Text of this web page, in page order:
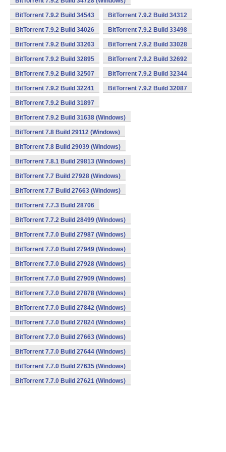
BitTorrent 7.9.2 Build 34543 BitTorrent 7.9.2 Build 34312
BitTorrent 7.9.2 Build 34026 BitTorrent 7.9.2 Build 33498
BitTorrent 7.9.2 Build 33263 BitTorrent 7.9.2 Build 33028
BitTorrent 7.9.2 Build 32895 BitTorrent 7.9.2 Build 32692
BitTorrent 7.9.2 Build 32507 BitTorrent 7.9.2 Build 32344
BitTorrent 7.9.2 Build 32241 BitTorrent 7.9.2 Build 32087
BitTorrent 7.9.2 Build 31897
BitTorrent 7.9.2 Build 31638 (Windows)
BitTorrent 7.8 Build 29112 (Windows)
BitTorrent 7.8 Build 29039 (Windows)
BitTorrent 7.8.1 Build 29813 (Windows)
BitTorrent 7.7 Build 27928 (Windows)
BitTorrent 7.7 Build 27663 (Windows)
BitTorrent 7.7.3 Build 28706
BitTorrent 7.7.2 Build 28499 (Windows)
BitTorrent 7.7.0 Build 27987 (Windows)
BitTorrent 7.7.0 Build 27949 (Windows)
BitTorrent 7.7.0 Build 27928 (Windows)
BitTorrent 7.7.0 Build 27909 (Windows)
BitTorrent 7.7.0 Build 27878 (Windows)
BitTorrent 7.7.0 Build 27842 (Windows)
BitTorrent 7.7.0 Build 27824 (Windows)
BitTorrent 7.7.0 Build 27663 (Windows)
BitTorrent 7.7.0 Build 27644 (Windows)
BitTorrent 7.7.0 Build 27635 (Windows)
BitTorrent 7.7.0 Build 27621 (Windows)